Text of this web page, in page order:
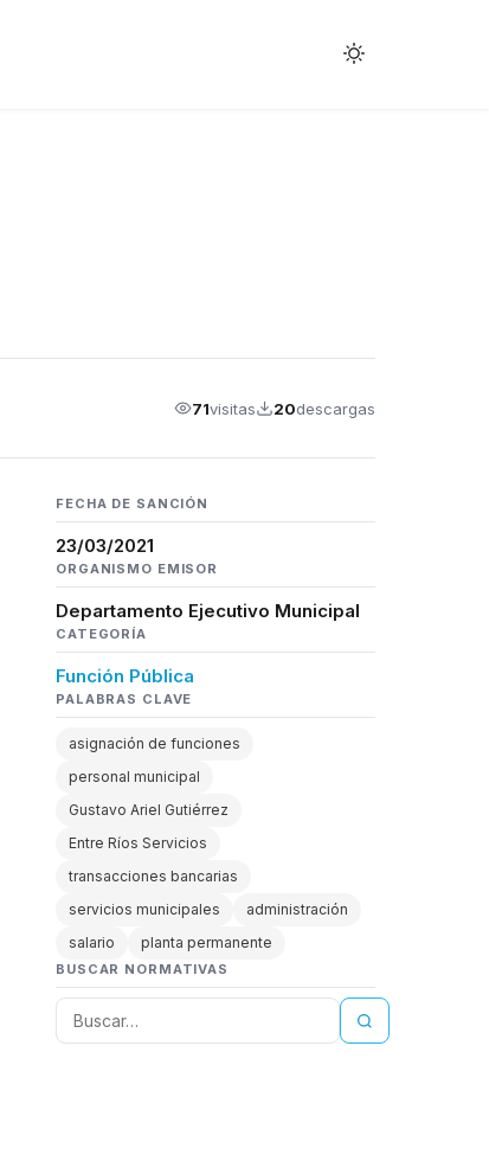
71visitas 20descargas
FECHA DE SANCIÓN
23/03/2021
ORGANISMO EMISOR
Departamento Ejecutivo Municipal
CATEGORÍA
Función Pública
PALABRAS CLAVE
asignación de funciones
personal municipal
Gustavo Ariel Gutiérrez
Entre Ríos Servicios
transacciones bancarias
servicios municipales
administración
salario
planta permanente
BUSCAR NORMATIVAS